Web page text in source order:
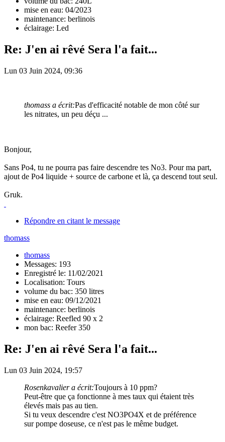
mise en eau: 04/2023
maintenance: berlinois
éclairage: Led
Re: J'en ai rêvé Sera l'a fait...
Lun 03 Juin 2024, 09:36
thomass a écrit:Pas d'efficacité notable de mon côté sur
les nitrates, un peu déçu ...
Bonjour,
Sans Po4, tu ne pourra pas faire descendre tes No3. Pour ma part,
ajout de Po4 liquide + source de carbone et là, ça descend tout seul.
Gruk.
Répondre en citant le message
thomass
thomass
Messages: 193
Enregistré le: 11/02/2021
Localisation: Tours
volume du bac: 350 litres
mise en eau: 09/12/2021
maintenance: berlinois
éclairage: Reefled 90 x 2
mon bac: Reefer 350
Re: J'en ai rêvé Sera l'a fait...
Lun 03 Juin 2024, 19:57
Rosenkavalier a écrit:Toujours à 10 ppm?
Peut-être que ça fonctionne à mes taux qui étaient très
élevés mais pas au tien.
Si tu veux descendre c'est NO3PO4X et de préférence
sur pompe doseuse, ce n'est pas le même budget.